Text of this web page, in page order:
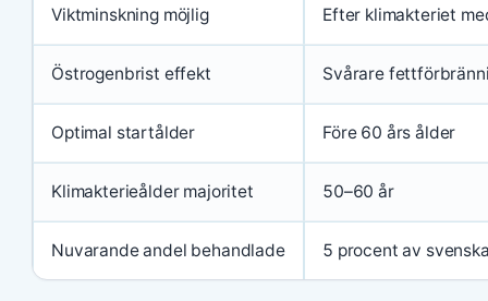
Viktminskning möjlig Efter klimakteriet
Östrogenbrist effekt Svårare
Optimal startålder Före 60 års ålder
Klimakterieålder majoritet 50–60 år
Nuvarande andel behandlade 5 procent av